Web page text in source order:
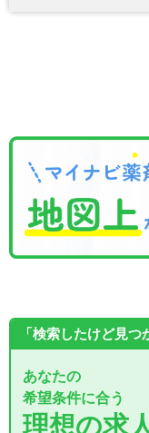
「検索したけど見つ
あなたの
希望条件に合う
理想の求